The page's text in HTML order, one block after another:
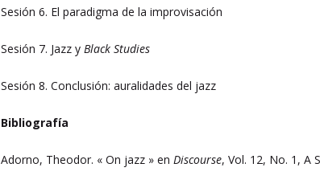
Sesión 6. El paradigma de la improvisación
Sesión 7. Jazz yBlack Studies
Sesión 8. Conclusión: auralidades del jazz
Bibliografía
Adorno, Theodor. « On jazz » enDiscourse, Vol. 12, No. 1, A